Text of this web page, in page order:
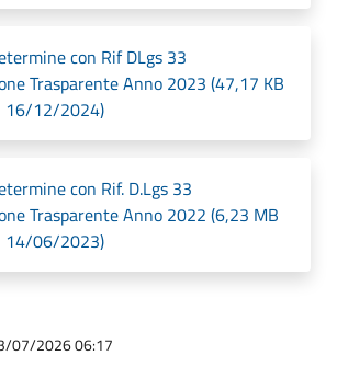
con Rif DLgs 33
Trasparente Anno 2023 (47,17 KB
16/12/2024)
con Rif. D.Lgs 33
Trasparente Anno 2022 (6,23 MB
14/06/2023)
07/2026 06:17